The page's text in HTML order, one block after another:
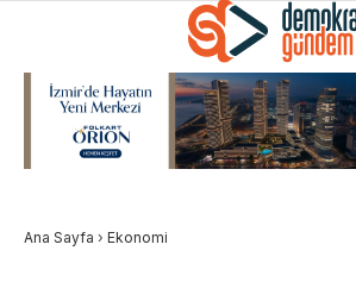
Ana Sayfa › Ekonomi